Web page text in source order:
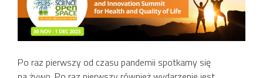
Po raz pierwszy od czasu pandemii spotkamy się